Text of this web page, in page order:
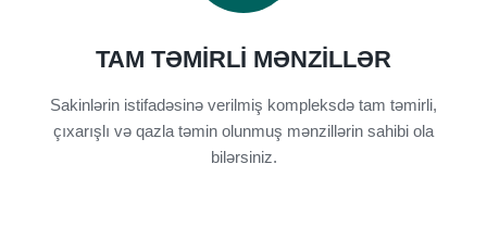
TAM TƏMIRLI MƏNZILLƏR
Sakinlərin istifadəsinə verilmiş kompleksdə tam təmirli,
çıxarışlı və qazla təmin olunmuş mənzillərin sahibi ola
bilərsiniz.